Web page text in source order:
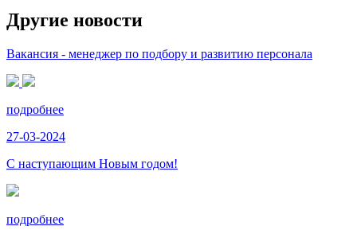
Другие новости
Вакансия - менеджер по подбору и развитию персонала
подробнее
27-03-2024
С наступающим Новым годом!
подробнее